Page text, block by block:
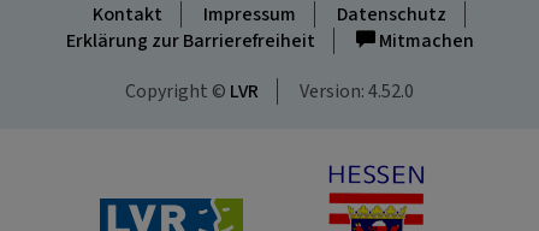
Kontakt Impressum
Datenschutz
Erklärung zur Barrierefreiheit
Mitmachen
Copyright © LVR Version: 4.52.0